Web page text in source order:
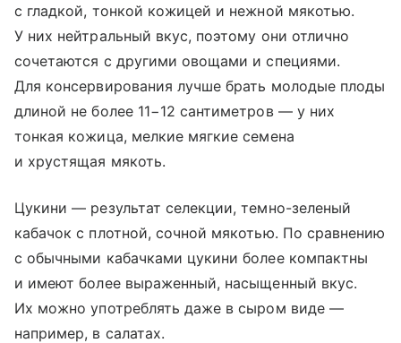
с гладкой, тонкой кожицей и нежной мякотью.
У них нейтральный вкус, поэтому они отлично
сочетаются с другими овощами и специями.
Для консервирования лучше брать молодые плоды
длиной не более 11−12 сантиметров — у них
тонкая кожица, мелкие мягкие семена
и хрустящая мякоть.
Цукини — результат селекции, темно-зеленый
кабачок с плотной, сочной мякотью. По сравнению
с обычными кабачками цукини более компактны
и имеют более выраженный, насыщенный вкус.
Их можно употреблять даже в сыром виде —
например, в салатах.